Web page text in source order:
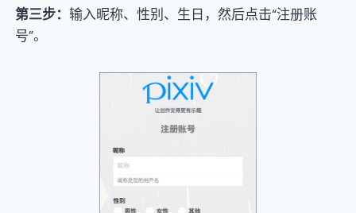
第三步：输入昵称、性别、生日，然后点击“注册账
号”。